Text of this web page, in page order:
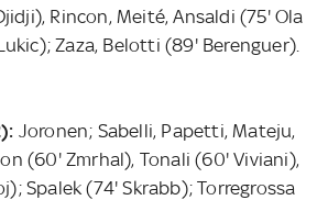
Rincon, Meité, Ansaldi (75' Ola
Zaza, Belotti (89' Berenguer).
Joronen; Sabelli, Papetti, Mateju,
(60' Zmrhal), Tonali (60' Viviani),
Spalek (74' Skrabb); Torregrossa